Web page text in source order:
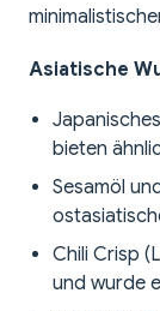
Asiatische
bieten
Sesamöl
Chili Crisp
und wurde